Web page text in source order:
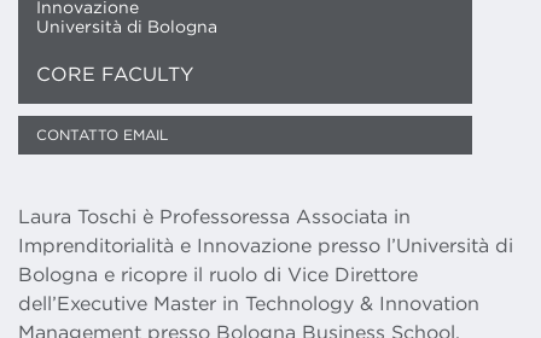
Innovazione
Università di Bologna
CORE FACULTY
CONTATTO EMAIL
Laura Toschi è Professoressa Associata in
Imprenditorialità e Innovazione presso l’Università di
Bologna e ricopre il ruolo di Vice Direttore
dell’Executive Master in Technology & Innovation
Management presso Bologna Business School.